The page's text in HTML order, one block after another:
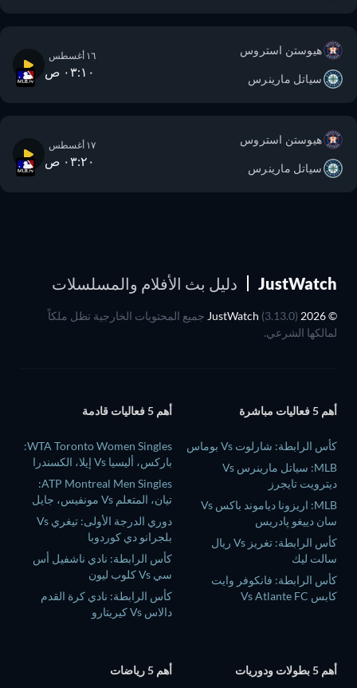
هيوستن استروس
سياتل مارينرس ٠٣:١٠ ص
هيوستن استروس
سياتل مارينرس ٠٣:٢٠ ص
JustWatch دليل بث الأفلام والمسلسلات
(3.13.0) جميع المحتويات الخارجية تظل ملكاً
لمالكها الشرعي.
أهم 5 فعاليات مباشرة
كأس الرابطة: شارلوت Vs بوماس
MLB: سياتل مارينرس Vs
ديترويت تايجرز
MLB: اريزونا دياموند باكس Vs
سان دييغو پادريس
كأس الرابطة: تغريز Vs ريال
سالت ليك
كأس الرابطة: فانكوفر وايت
كابس Vs Atlante FC
أهم 5 فعاليات قادمة
WTA Toronto Women Singles:
باركس، أليسيا Vs إيلا، الكسندرا
ATP Montreal Men Singles:
تيان، المتعلم Vs مونفيس، جايل
دوري الدرجة الأولى: تيغري Vs
بلجرانو دي كوردوبا
كأس الرابطة: نادي ناشفيل أس
سي Vs كلوب ليون
كأس الرابطة: نادي كرة القدم
دالاس Vs كيريتارو
أهم 5 بطولات ودوريات أهم 5 رياضات